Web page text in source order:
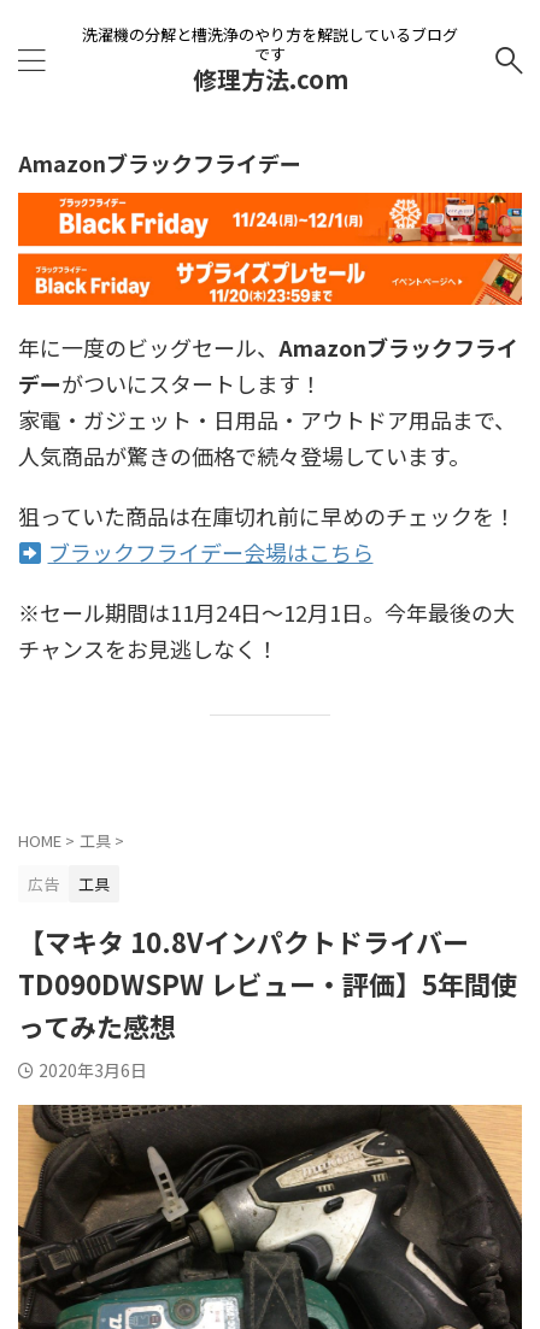
洗濯機の分解と槽洗浄のやり方を解説しているブログ
です
修理方法.com
Amazonブラックフライデー
年に一度のビッグセール、 Amazonブラックフライ
デーがついにスタートします！
家電・ガジェット・日用品・アウトドア用品まで、
人気商品が驚きの価格で続々登場しています。
狙っていた商品は在庫切れ前に早めのチェックを！
ブラックフライデー会場はこちら
※セール期間は11月24日〜12月1日。今年最後の大
チャンスをお見逃しなく！
HOME > 工具 >
広告
工具
【マキタ 10.8Vインパクトドライバー
TD090DWSPW レビュー・評価】5年間使
ってみた感想
2020年3月6日